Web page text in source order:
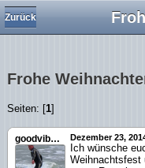
Zurück
Frohe
Seiten: [1]
goodvibrations Dezember 23,
Ich wünsche
Weihnachtsfest